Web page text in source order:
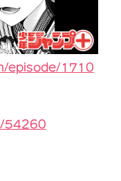
episode/1710
54260